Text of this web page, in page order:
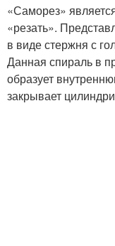
«Саморез»
«резать».
в виде стержня с
Данная спираль в
образует
закрывает